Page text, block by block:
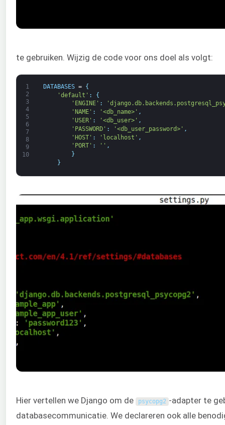
te gebruiken. Wijzig de code voor ons doel als volgt:
1
2
3
4
5
6
7
8
9
10
DATABASES =
{
'default' :
{
'ENGINE' :
'NAME' : '<db_name>' ,
'USER' : '<db_user>' ,
'PASSWORD' : '<db_user_password>' ,
'HOST' : 'localhost' ,
'PORT' : '' ,
}
}
Hier vertellen we Django om de psycopg2 -adapter te
databasecommunicatie. We declareren ook alle